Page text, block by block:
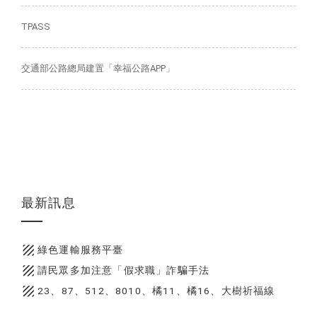
TPASS
交通部公路總局建置「幸福公路APP」
最新訊息
texture 綠色運輸服務平臺
texture 請民眾多加注意「假求職」詐騙手法
texture 23、87、512、8010、橘11、橘16、大樹祈福線